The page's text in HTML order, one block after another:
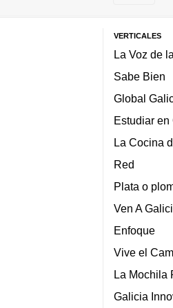
VERTICALES
La Voz de
Sabe Bien
Global
Estudiar en
La Cocina
Red
Plata o
Ven A
Enfoque
Vive el
La Mochila
Galicia